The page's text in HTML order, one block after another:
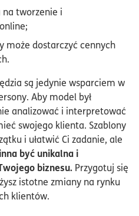
na tworzenie i
może dostarczyć cennych
są jedynie wsparciem w
Aby model był
analizować i interpretować
swojego klienta. Szablony
i ułatwić Ci zadanie, ale
być unikalna i
biznesu. Przygotuj się
istotne zmiany na rynku
klientów.